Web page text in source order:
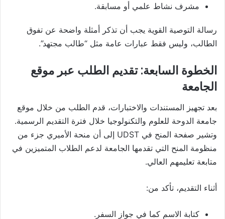
مشرف نشاط علمي أو مسابقة.
رسالة التوصية القوية يجب أن تذكر أمثلة واضحة عن تفوق
الطالب، وليس فقط عبارات عامة مثل “طالب مجتهد”.
الخطوة السابعة: تقديم الطلب عبر موقع
الجامعة
بعد تجهيز المستندات والاختبارات، قدم الطلب من خلال موقع
جامعة الدوحة للعلوم والتكنولوجيا خلال فترة التقديم الرسمية.
وتشير صفحة المنح في UDST إلى أن منحة الأميري جزء من
منظومة المنح التي تقدمها الجامعة لدعم الطلاب المتميزين في
متابعة تعليمهم العالي.
أثناء التقديم، تأكد من:
كتابة الاسم كما في جواز السفر.